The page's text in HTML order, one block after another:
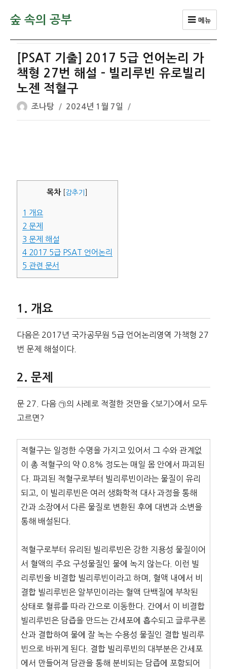
숲 속의 공부 메뉴
[PSAT 기출] 2017 5급 언어논리 가
책형 27번 해설 – 빌리루빈 유로빌리
노젠 적혈구
글
쓴
조나탕
작
성
2024년 1월 7일
목차 감추기
1 개요
2 문제
3 문제 해설
42017 5급 PSAT 언어논리
5 관련 문서
개요
다음은 2017년 국가공무원 5급 언어논리영역 가책형 27
번 문제 해설이다.
문제
문 27. 다음 ㉠의 사례로 적절한 것만을 <보기>에서 모두
고르면?
적혈구는 일정한 수명을 가지고 있어서 그 수와 관계없
이 총 적혈구의 약 0.8% 정도는 매일 몸 안에서 파괴된
다. 파괴된 적혈구로부터 빌리루빈이라는 물질이 유리
되고, 이 빌리루빈은 여러 생화학적 대사 과정을 통해
간과 소장에서 다른 물질로 변환된 후에 대변과 소변을
통해 배설된다.
적혈구로부터 유리된 빌리루빈은 강한 지용성 물질이어
서 혈액의 주요 구성물질인 물에 녹지 않는다. 이런 빌
리루빈을 비결합 빌리루빈이라고 하며, 혈액 내에서 비
결합 빌리루빈은 알부민이라는 혈액 단백질에 부착된
상태로 혈류를 따라 간으로 이동한다. 간에서 이 비결합
빌리루빈은 담즙을 만드는 간세포에 흡수되고 글루쿠론
산과 결합하여 물에 잘 녹는 수용성 물질인 결합 빌리루
빈으로 바뀌게 된다. 결합 빌리루빈의 대부분은 간세포
에서 만들어져 담관을 통해 분비되는 담즙에 포함되어